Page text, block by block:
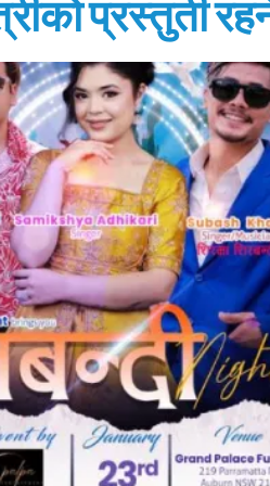
प्रस्तुती